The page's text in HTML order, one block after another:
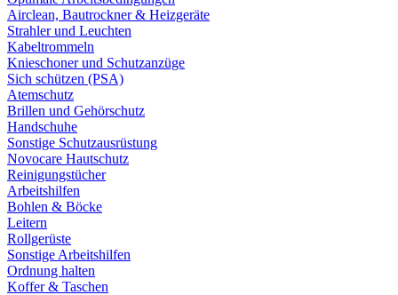
Airclean, Bautrockner & Heizgeräte
Strahler und Leuchten
Kabeltrommeln
Knieschoner und Schutzanzüge
Sich schützen (PSA)
Atemschutz
Brillen und Gehörschutz
Handschuhe
Sonstige Schutzausrüstung
Novocare Hautschutz
Reinigungstücher
Arbeitshilfen
Bohlen & Böcke
Leitern
Rollgerüste
Sonstige Arbeitshilfen
Ordnung halten
Koffer & Taschen